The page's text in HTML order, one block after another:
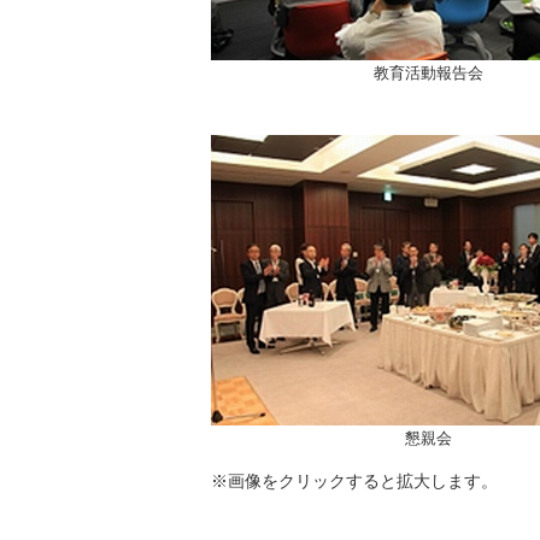
教育活動報告会
懇親会
※画像をクリックすると拡大します。